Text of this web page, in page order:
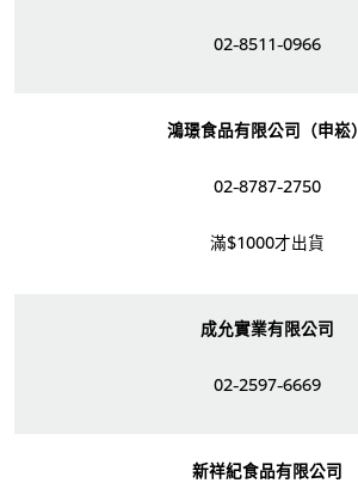
02-8511-0966
鴻璟食品有限公司（申崧）
02-8787-2750
滿$1000才出貨
成允實業有限公司
02-2597-6669
新祥紀食品有限公司